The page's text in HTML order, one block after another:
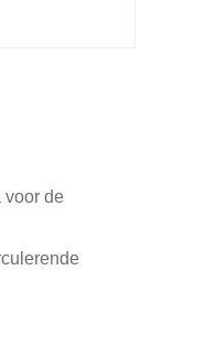
voor de